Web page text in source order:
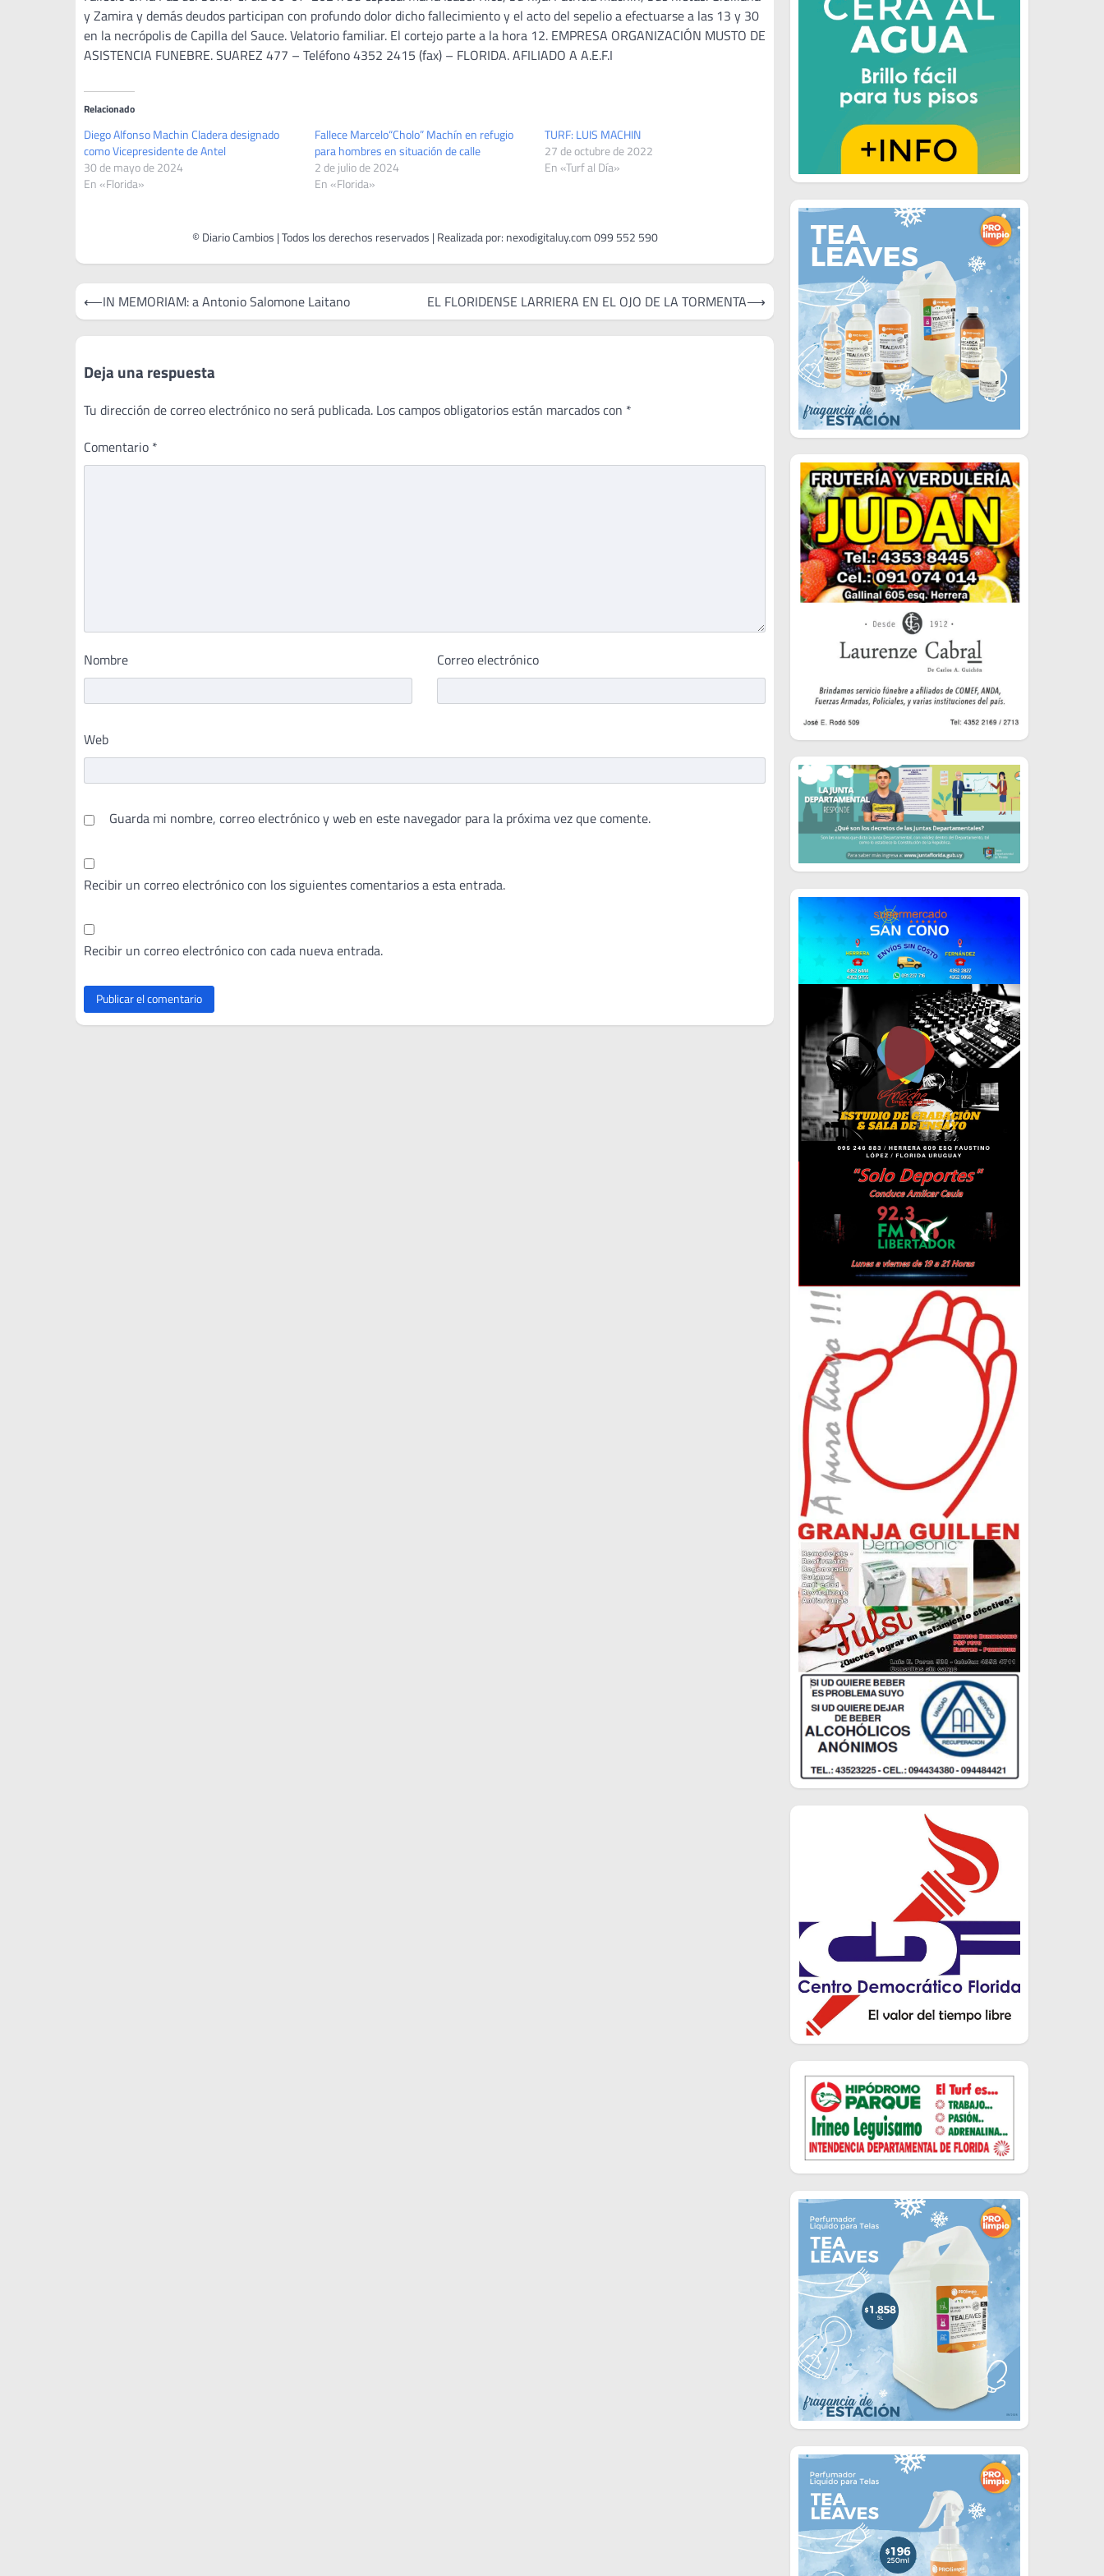
y Zamira y demás deudos participan con profundo dolor dicho fallecimiento y el acto del sepelio a efectuarse a las 13 y 30
en la necrópolis de Capilla del Sauce. Velatorio familiar. El cortejo parte a la hora 12. EMPRESA ORGANIZACIÓN MUSTO DE
ASISTENCIA FUNEBRE. SUAREZ 477 – Teléfono 4352 2415 (fax) – FLORIDA. AFILIADO A A.E.F.I
Relacionado
Diego Alfonso Machin Cladera designado
como Vicepresidente de Antel
30 de mayo de 2024
En «Florida»
Fallece Marcelo“Cholo” Machín en refugio
para hombres en situación de calle
2 de julio de 2024
En «Florida»
TURF: LUIS MACHIN
27 de octubre de 2022
En «Turf al Día»
Navegación
de
entradas
⟵IN MEMORIAM: a Antonio Salomone Laitano EL FLORIDENSE LARRIERA EN EL OJO DE LA TORMENTA⟶
Deja una respuesta
Tu dirección de correo electrónico no será publicada. Los campos obligatorios están marcados con *
Comentario *
Nombre Correo electrónico
Web
Guarda mi nombre, correo electrónico y web en este navegador para la próxima vez que comente.
Recibir un correo electrónico con los siguientes comentarios a esta entrada.
Recibir un correo electrónico con cada nueva entrada.